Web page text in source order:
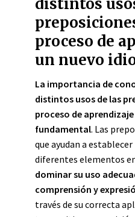
distintos
proceso de
un nuevo
La importancia de
distintos usos de las
proceso de
fundamental. Las
que ayudan a
diferentes elementos
dominar su uso
comprensión y
través de su correcta